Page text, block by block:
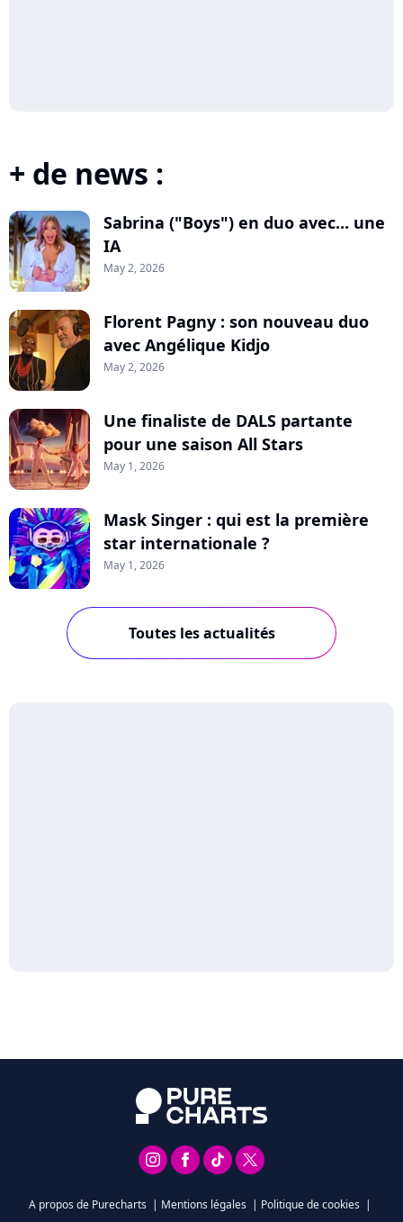
+ de news :
Sabrina ("Boys") en duo avec... une
IA
May 2, 2026
Florent Pagny : son nouveau duo
avec Angélique Kidjo
May 2, 2026
Une finaliste de DALS partante
pour une saison All Stars
May 1, 2026
Mask Singer : qui est la première
star internationale ?
May 1, 2026
Toutes les actualités
A propos de Purecharts | Mentions légales | Politique de cookies |